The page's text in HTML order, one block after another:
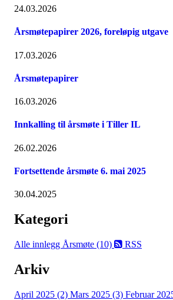
24.03.2026
Årsmøtepapirer 2026, foreløpig utgave
17.03.2026
Årsmøtepapirer
16.03.2026
Innkalling til årsmøte i Tiller IL
26.02.2026
Fortsettende årsmøte 6. mai 2025
30.04.2025
Kategori
Alle innlegg Årsmøte (10) RSS
Arkiv
April 2025 (2) Mars 2025 (3) Februar